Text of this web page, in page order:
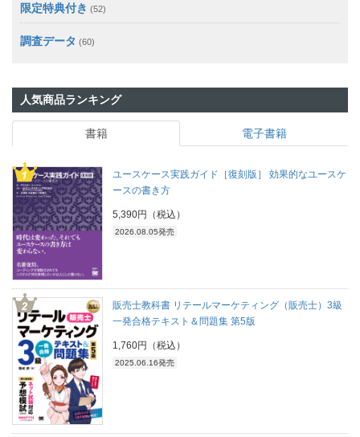
限定特典付き (52)
調査データ (60)
人気商品ランキング
書籍 電子書籍
ユースケース実践ガイド［復刻版］ 効果的なユースケ
ースの書き方
5,390円（税込）
2026.08.05発売
販売士教科書 リテールマーケティング（販売士）3級
一発合格テキスト＆問題集 第5版
1,760円（税込）
2025.06.16発売